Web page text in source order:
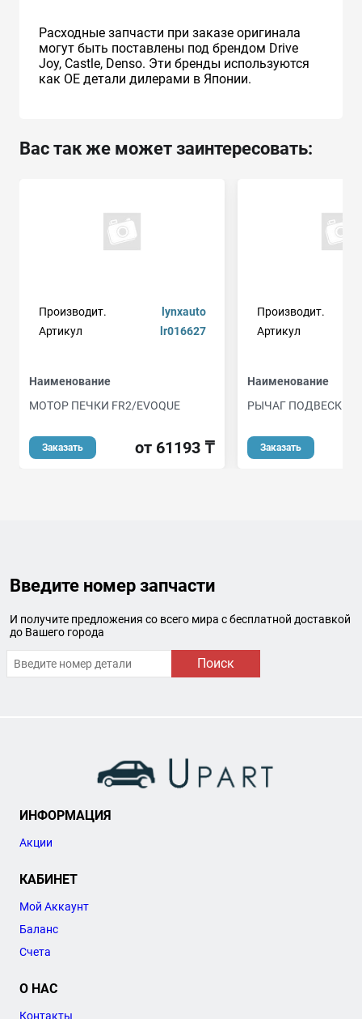
Расходные запчасти при заказе оригинала
могут быть поставлены под брендом Drive
Joy, Castle, Denso. Эти бренды используются
как ОЕ детали дилерами в Японии.
Вас так же может заинтересовать:
Производит.
lynxauto
Артикул
lr016627
Наименование
МОТОР ПЕЧКИ FR2/EVOQUE
Заказать от 61193 ₸
Производит.
Артикул
Наименование
РЫЧАГ ПОДВЕСКИ
Заказать
Введите номер запчасти
И получите предложения со всего мира с бесплатной доставкой
до Вашего города
Поиск
ИНФОРМАЦИЯ
Акции
КАБИНЕТ
Мой Аккаунт
Баланс
Счета
О НАС
Контакты